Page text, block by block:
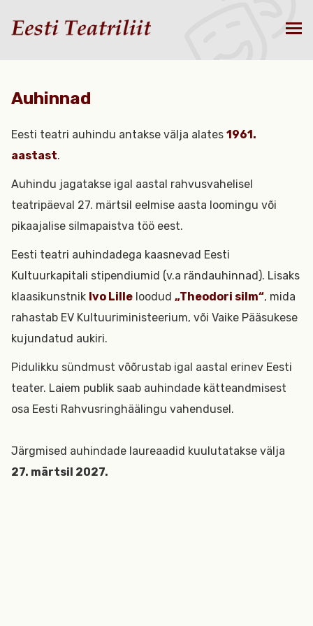
Auhinnad
Eesti teatri auhindu antakse välja alates 1961.
aastast.
Auhindu jagatakse igal aastal rahvusvahelisel
teatripäeval 27. märtsil eelmise aasta loomingu või
pikaajalise silmapaistva töö eest.
Eesti teatri auhindadega kaasnevad Eesti
Kultuurkapitali stipendiumid (v.a rändauhinnad). Lisaks
klaasikunstnik Ivo Lille loodud „Theodori silm“, mida
rahastab EV Kultuuriministeerium, või Vaike Pääsukese
kujundatud aukiri.
Pidulikku sündmust võõrustab igal aastal erinev Eesti
teater. Laiem publik saab auhindade kätteandmisest
osa Eesti Rahvusringhäälingu vahendusel.
Järgmised auhindade laureaadid kuulutatakse välja
27. märtsil 2027.